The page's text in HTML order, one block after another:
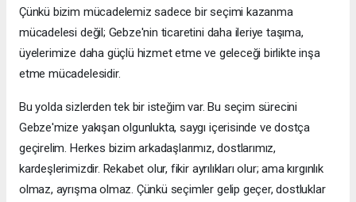
Çünkü bizim mücadelemiz sadece bir seçimi kazanma
mücadelesi değil; Gebze'nin ticaretini daha ileriye taşıma,
üyelerimize daha güçlü hizmet etme ve geleceği birlikte inşa
etme mücadelesidir.
Bu yolda sizlerden tek bir isteğim var. Bu seçim sürecini
Gebze'mize yakışan olgunlukta, saygı içerisinde ve dostça
geçirelim. Herkes bizim arkadaşlarımız, dostlarımız,
kardeşlerimizdir. Rekabet olur, fikir ayrılıkları olur; ama kırgınlık
olmaz, ayrışma olmaz. Çünkü seçimler gelip geçer, dostluklar